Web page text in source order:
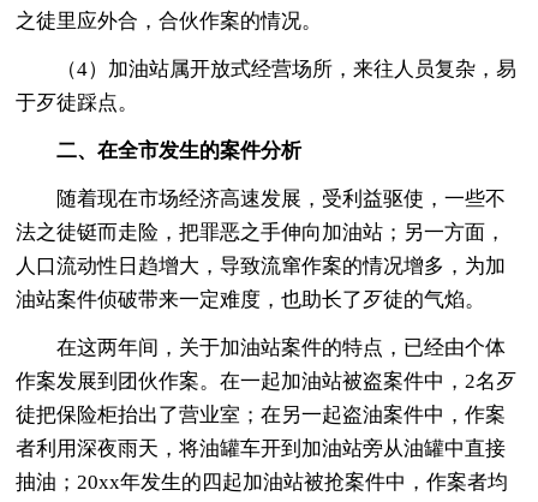
之徒里应外合，合伙作案的情况。
（4）加油站属开放式经营场所，来往人员复杂，易
于歹徒踩点。
二、在全市发生的案件分析
随着现在市场经济高速发展，受利益驱使，一些不
法之徒铤而走险，把罪恶之手伸向加油站；另一方面，
人口流动性日趋增大，导致流窜作案的情况增多，为加
油站案件侦破带来一定难度，也助长了歹徒的气焰。
在这两年间，关于加油站案件的特点，已经由个体
作案发展到团伙作案。在一起加油站被盗案件中，2名歹
徒把保险柜抬出了营业室；在另一起盗油案件中，作案
者利用深夜雨天，将油罐车开到加油站旁从油罐中直接
抽油；20xx年发生的四起加油站被抢案件中，作案者均